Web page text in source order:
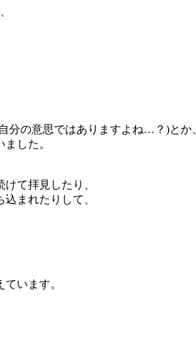
分の意思ではありますよね…？)とか
した。
て拝見したり、
まれたりして、
います。